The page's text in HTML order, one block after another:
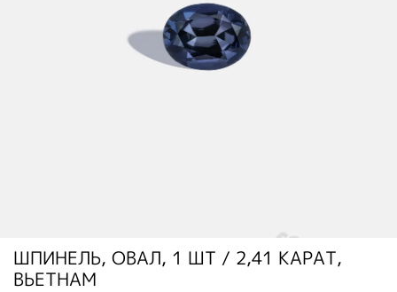
ШПИНЕЛЬ, ОВАЛ, 1 ШТ / 2,41 КАРАТ,
ВЬЕТНАМ